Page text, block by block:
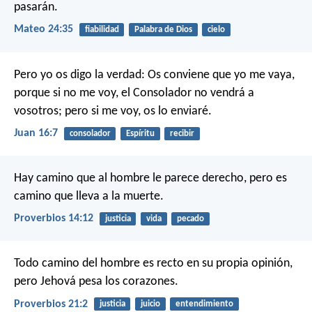
pasarán.
Mateo 24:35 fiabilidad Palabra de Dios cielo
Pero yo os digo la verdad: Os conviene que yo me vaya,
porque si no me voy, el Consolador no vendrá a
vosotros; pero si me voy, os lo enviaré.
Juan 16:7 consolador Espíritu recibir
Hay camino que al hombre le parece derecho, pero es
camino que lleva a la muerte.
Proverbios 14:12 justicia vida pecado
Todo camino del hombre es recto en su propia opinión,
pero Jehová pesa los corazones.
Proverbios 21:2 justicia juicio entendimiento